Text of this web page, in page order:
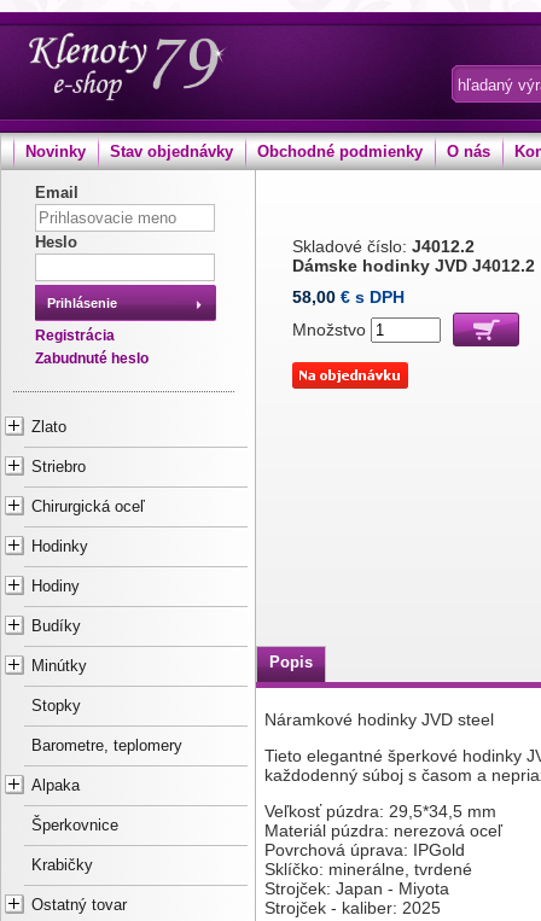
Novinky Stav objednávky Obchodné podmienky O nás
Email
Heslo
Prihlásenie
Registrácia
Zabudnuté heslo
Zlato
Striebro
Chirurgická oceľ
Hodinky
Hodiny
Budíky
Minútky
Stopky
Barometre, teplomery
Alpaka
Šperkovnice
Krabičky
Ostatný tovar
Skladové číslo: J4012.2
Dámske hodinky JVD J4012.2
58,00 € s DPH
Množstvo
Popis
Náramkové hodinky JVD steel
Tieto elegantné šperkové hodinky
každodenný súboj s časom a
Veľkosť púzdra: 29,5*34,5 mm
Materiál púzdra: nerezová oceľ
Povrchová úprava: IPGold
Sklíčko: minerálne, tvrdené
Strojček: Japan - Miyota
Strojček - kaliber: 2025